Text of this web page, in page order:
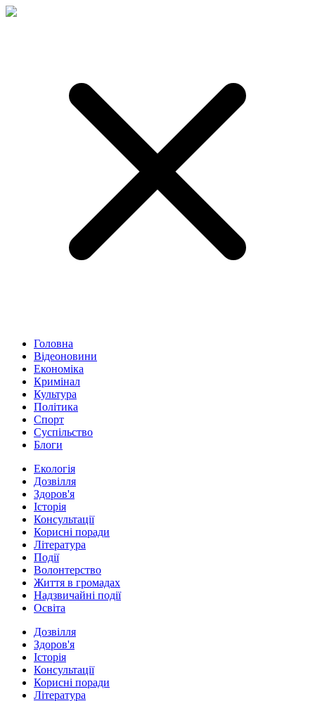
Головна
Відеоновини
Економіка
Кримінал
Культура
Політика
Спорт
Суспільство
Блоги
Екологія
Дозвілля
Здоров'я
Історія
Консультації
Корисні поради
Література
Події
Волонтерство
Життя в громадах
Надзвичайні події
Освіта
Дозвілля
Здоров'я
Історія
Консультації
Корисні поради
Література